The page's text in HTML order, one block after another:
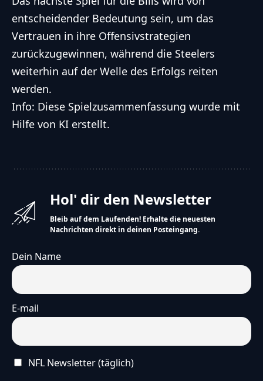
entscheidender Bedeutung sein, um das
Vertrauen in ihre Offensivstrategien
zurückzugewinnen, während die Steelers
weiterhin auf der Welle des Erfolgs reiten
werden.
Info: Diese Spielzusammenfassung wurde mit
Hilfe von KI erstellt.
Hol' dir den Newsletter
Bleib auf dem Laufenden! Erhalte die neuesten
Nachrichten direkt in deinen Posteingang.
Dein Name
E-mail
NFL Newsletter (täglich)